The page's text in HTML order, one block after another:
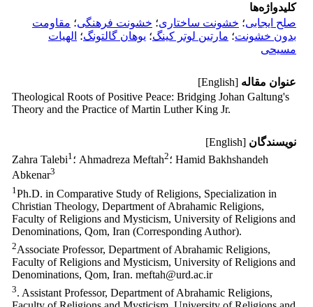
کلیدواژه‌ها
صلح ایجابی؛ خشونت ساختاری؛ خشونت فرهنگی؛ مقاومت
بدون خشونت؛ مارتین لوتر کینگ؛ یوهان گالتونگ؛ الهیات
مسیحی
عنوان مقاله [English]
Theological Roots of Positive Peace: Bridging Johan Galtung's
Theory and the Practice of Martin Luther King Jr.
نویسندگان [English]
Zahra Talebi1 ؛ Ahmadreza Meftah2؛ Hamid Bakhshandeh
Abkenar3
1 Ph.D. in Comparative Study of Religions, Specialization in
Christian Theology, Department of Abrahamic Religions,
Faculty of Religions and Mysticism, University of Religions and
Denominations, Qom, Iran (Corresponding Author).
2Associate Professor, Department of Abrahamic Religions,
Faculty of Religions and Mysticism, University of Religions and
Denominations, Qom, Iran. meftah@urd.ac.ir
3. Assistant Professor, Department of Abrahamic Religions,